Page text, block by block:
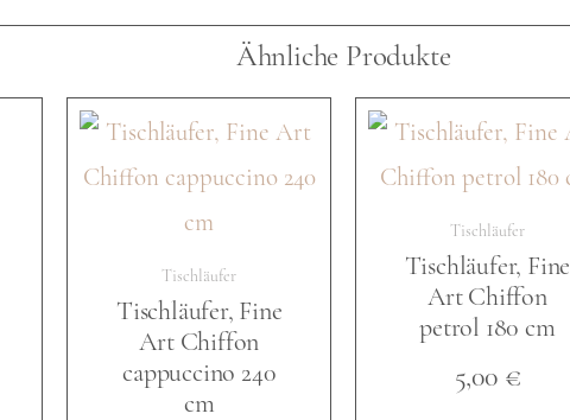
h
l
ä
u
Ähnliche Produkte
Tischläufer
Tischläufer, Fine
Art Chiffon
cappuccino 240
cm
Tischläufer
Tischläufer, Fine
Art Chiffon
petrol 180 cm
5,00 €